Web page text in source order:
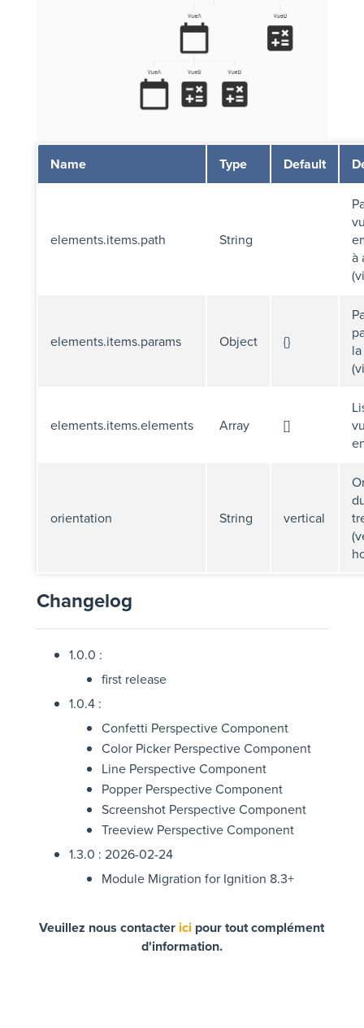
Name Type Default
elements.items.path String
à
elements.items.params Object {}
elements.items.elements Array []
orientation String vertical
Changelog
1.0.0 :
first release
1.0.4 :
Confetti Perspective Component
Color Picker Perspective Component
Line Perspective Component
Popper Perspective Component
Screenshot Perspective Component
Treeview Perspective Component
1.3.0 : 2026-02-24
Module Migration for Ignition 8.3+
Veuillez nous contacter ici pour tout complément
d'information.